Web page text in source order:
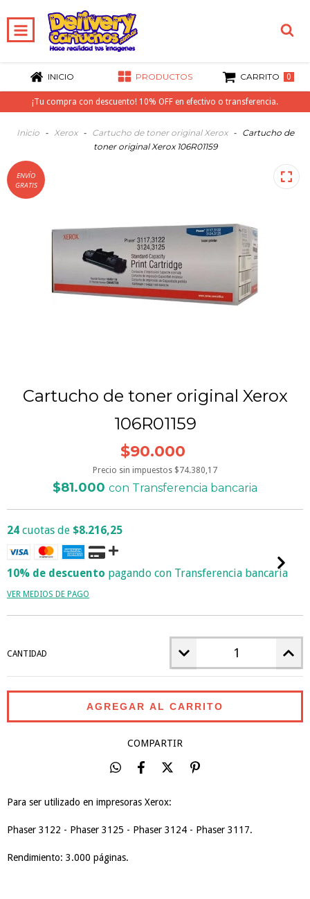
INICIO PRODUCTOS CARRITO 0
¡Tu compra con descuento! 10% OFF en efectivo o transferencia.
Inicio - Xerox - Cartucho de toner original Xerox -
Cartucho de
toner original Xerox 106R01159
ENVÍO
GRATIS
Cartucho de toner original Xerox
106R01159
$90.000
Precio sin impuestos $74.380,17
$81.000 con Transferencia bancaria
24 cuotas de $8.216,25
10% de descuento pagando con Transferencia bancaria
VER MEDIOS DE PAGO
CANTIDAD
COMPARTIR
Para ser utilizado en impresoras Xerox:
Phaser 3122 - Phaser 3125 - Phaser 3124 - Phaser 3117.
Rendimiento: 3.000 páginas.